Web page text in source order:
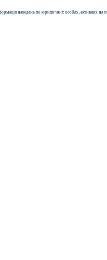
наведена по юридичних особах, активних на